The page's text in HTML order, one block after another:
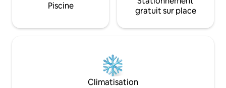
Piscine
gratuit sur place
Climatisation